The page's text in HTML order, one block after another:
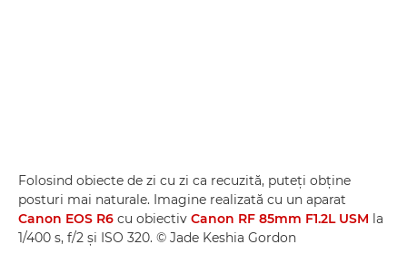
Folosind obiecte de zi cu zi ca recuzită, puteţi obţine
posturi mai naturale. Imagine realizată cu un aparat
Canon EOS R6 cu obiectiv Canon RF 85mm F1.2L USM la
1/400 s, f/2 şi ISO 320. © Jade Keshia Gordon